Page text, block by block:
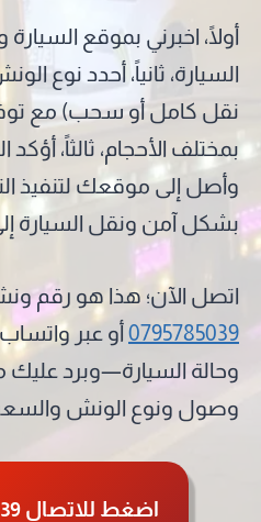
أولًا، اخبرني بموقع السيارة
السيارة، ثانياً، أحدد نوع
نقل كامل أو سحب) مع
بمختلف الأحجام، ثالثاً،
وأصل إلى موقعك لتنفيذ
بشكل آمن ونقل السيارة
اتصل الآن؛ هذا هو رقم
0795785039 أو عبر
وحالة السيارة—وبرد
وصول ونوع الونش
اضغط للاتصال 0795785039